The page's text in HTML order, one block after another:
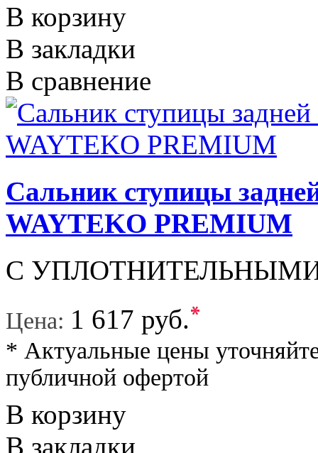
В корзину
В закладки
В сравнение
Сальник ступицы
WAYTEKO PREMIUM
С
Цена: 1 617 руб.*
* Актуальные цены
публичной офертой
В корзину
В закладки